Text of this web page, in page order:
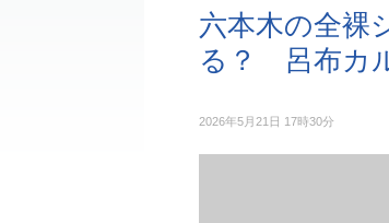
六本木の全裸
る？ 呂布カ
2026年5月21日 17時30分